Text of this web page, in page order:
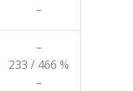
–
–
233 / 466 %
–